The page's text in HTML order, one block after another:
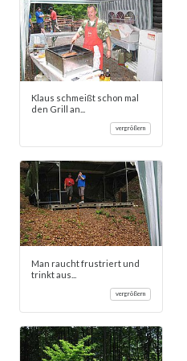
Klaus schmeißt schon mal
den Grill an...
vergrößern
Man raucht frustriert und
trinkt aus...
vergrößern